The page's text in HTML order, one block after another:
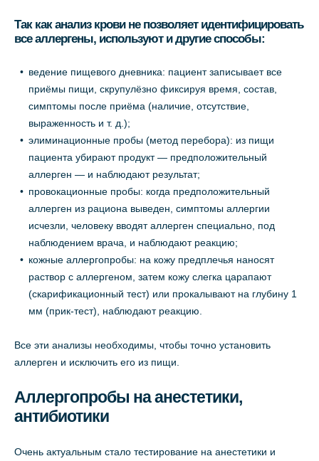
Так как анализ крови не позволяет идентифицировать
все аллергены, используют и другие способы:
ведение пищевого дневника: пациент записывает все
приёмы пищи, скрупулёзно фиксируя время, состав,
симптомы после приёма (наличие, отсутствие,
выраженность и т. д.);
элиминационные пробы (метод перебора): из пищи
пациента убирают продукт — предположительный
аллерген — и наблюдают результат;
провокационные пробы: когда предположительный
аллерген из рациона выведен, симптомы аллергии
исчезли, человеку вводят аллерген специально, под
наблюдением врача, и наблюдают реакцию;
кожные аллергопробы: на кожу предплечья наносят
раствор с аллергеном, затем кожу слегка царапают
(скарификационный тест) или прокалывают на глубину 1
мм (прик-тест), наблюдают реакцию.
Все эти анализы необходимы, чтобы точно установить
аллерген и исключить его из пищи.
Аллергопробы на анестетики,
антибиотики
Очень актуальным стало тестирование на анестетики и